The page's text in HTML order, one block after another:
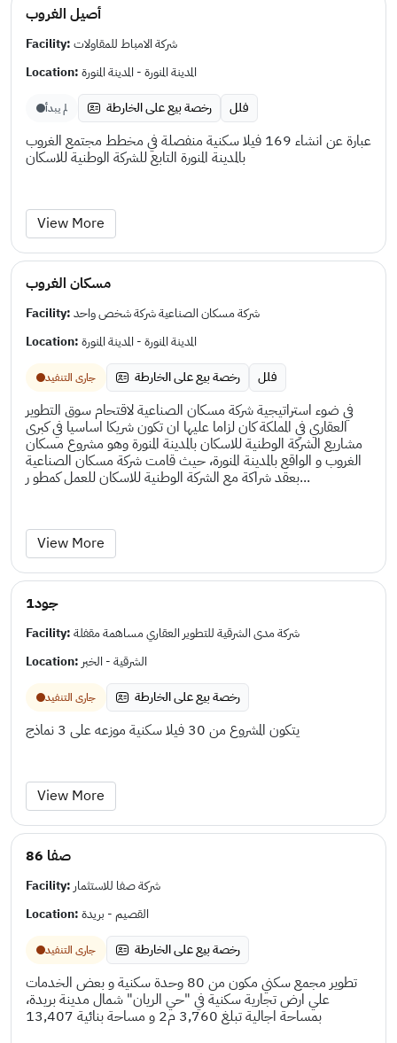
أصيل الغروب
Facility:شركة الامباط للمقاولات
Location:المدينة المنورة - المدينة المنورة
لم يبدأ رخصة بيع على الخارطة فلل
عبارة عن انشاء 169 فيلا سكنية منفصلة في مخطط مجتمع الغروب
بالمدينة المنورة التابع للشركة الوطنية للاسكان
View More
مسكان الغروب
Facility:شركة مسكان الصناعية شركة شخص واحد
Location:المدينة المنورة - المدينة المنورة
جارى التنفيد رخصة بيع على الخارطة فلل
في ضوء استراتيجية شركة مسكان الصناعية لاقتحام سوق التطوير
العقاري في المملكة كان لزاما عليها ان تكون شريكا اساسيا في كبرى
مشاريع الشركة الوطنية للاسكان بالمدينة المنورة وهو مشروع مسكان
الغروب و الواقع بالمدينة المنورة، حيث قامت شركة مسكان الصناعية
بعقد شراكة مع الشركة الوطنية للاسكان للعمل كمطو ر...
View More
جود1
Facility:شركة مدى الشرقية للتطوير العقاري مساهمة مقفلة
Location: الشرقية - الخبر
جارى التنفيد رخصة بيع على الخارطة
يتكون المشروع من 30 فيلا سكنية موزعه على 3 نماذج
View More
صفا 86
Facility: شركة صفا للاستثمار
Location:القصيم - بريدة
جارى التنفيد رخصة بيع على الخارطة
تطوير مجمع سكني مكون من 80 وحدة سكنية و بعض الخدمات
علي ارض تجارية سكنية في "حي الريان" شمال مدينة بريدة،
بمساحة اجالية تبلغ 3,760 م2 و مساحة بنائية 13,407